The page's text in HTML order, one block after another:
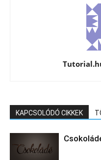
KAPCSOLÓDÓ CIKKEK